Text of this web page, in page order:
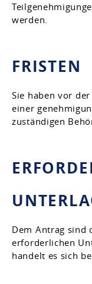
werden.
FRISTEN
Sie haben vor der
einer
zuständigen
Dem Antrag sind
erforderlichen
handelt es sich